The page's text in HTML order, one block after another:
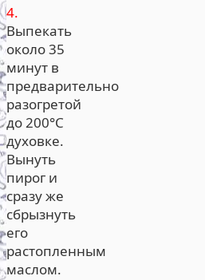
4.
Выпекать
около 35
минут в
предварительно
разогретой
до 200°С
духовке.
Вынуть
пирог и
сразу же
сбрызнуть
его
растопленным
маслом.